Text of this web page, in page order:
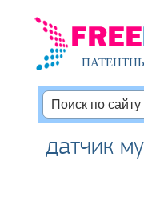
датчик